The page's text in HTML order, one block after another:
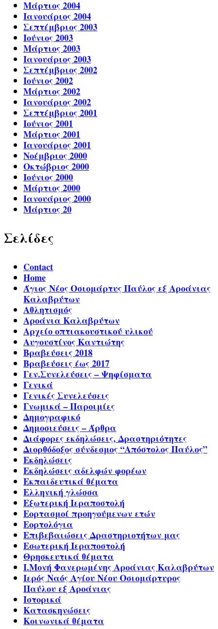
Μάρτιος 2004
Ιανουάριος 2004
Σεπτέμβριος 2003
Ιούνιος 2003
Μάρτιος 2003
Ιανουάριος 2003
Σεπτέμβριος 2002
Ιούνιος 2002
Μάρτιος 2002
Ιανουάριος 2002
Σεπτέμβριος 2001
Ιούνιος 2001
Μάρτιος 2001
Ιανουάριος 2001
Νοέμβριος 2000
Οκτώβριος 2000
Ιούνιος 2000
Μάρτιος 2000
Ιανουάριος 2000
Μάρτιος 20
Σελίδες
Contact
Home
Άγιος Νέος Οσιομάρτυς Παύλος εξ Αροάνιας
Καλαβρύτων
Αθλητισμός
Αροάνια Καλαβρύτων
Αρχείο οπτιακουστικού υλικού
Αυγουστίνος Καντιώτης
Βραβεύσεις 2018
Βραβεύσεις έως 2017
Γεν.Συνελεύσεις – Ψηφίσματα
Γενικά
Γενικές Συνελεύσεις
Γνωμικά – Παροιμίες
Δημογραφικό
Δημοσιεύσεις – Άρθρα
Διάφορες εκδηλώσεις, Δραστηριότητες
Διορθόδοξος σύνδεσμος “Απόστολος Παύλος”
Εκδηλώσεις
Εκδηλώσεις αδελφών φορέων
Εκπαιδευτικά θέματα
Ελληνική γλώσσα
Εξωτερική Ιεραποστολή
Εορτασμοί προηγούμενων ετών
Εορτολόγια
Επιβεβαιώσεις Δραστηριοτήτων μας
Εσωτερική Ιεραποστολή
Θρησκευτικά θέματα
Ι.Μονή Φανερωμένης Αροάνιας Καλαβρύτων
Ιερός Ναός Αγίου Νέου Οσιομάρτυρος
Παύλου εξ Αροάνιας
Ιστορικά
Κατασκηνώσεις
Κοινωνικά θέματα